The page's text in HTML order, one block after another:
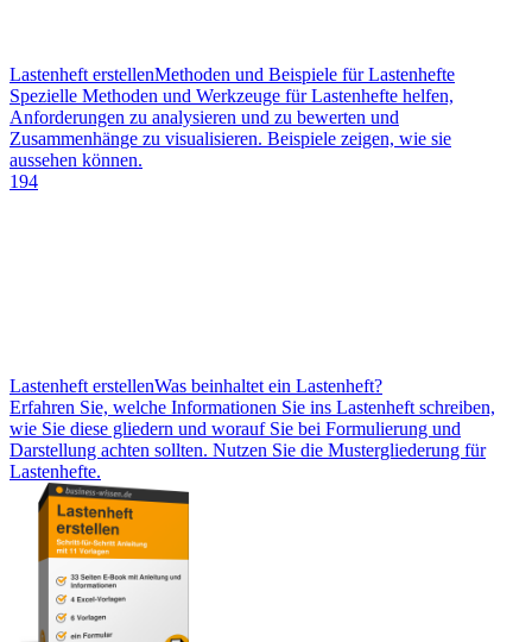
Lastenheft erstellenMethoden und Beispiele für Lastenhefte
Spezielle Methoden und Werkzeuge für Lastenhefte helfen,
Anforderungen zu analysieren und zu bewerten und
Zusammenhänge zu visualisieren. Beispiele zeigen, wie sie
aussehen können.
194
Lastenheft erstellenWas beinhaltet ein Lastenheft?
Erfahren Sie, welche Informationen Sie ins Lastenheft schreiben,
wie Sie diese gliedern und worauf Sie bei Formulierung und
Darstellung achten sollten. Nutzen Sie die Mustergliederung für
Lastenhefte.